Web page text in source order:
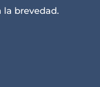
la brevedad.